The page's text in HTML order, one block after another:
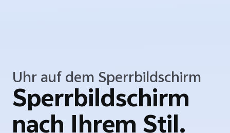
Uhr auf dem Sperrbildschirm
Sperrbildschirm
nach Ihrem Stil.